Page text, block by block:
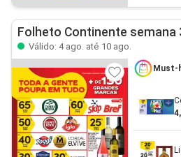
Folheto Continente semana
Válido: 4 ago. até 10 ago.
Must-